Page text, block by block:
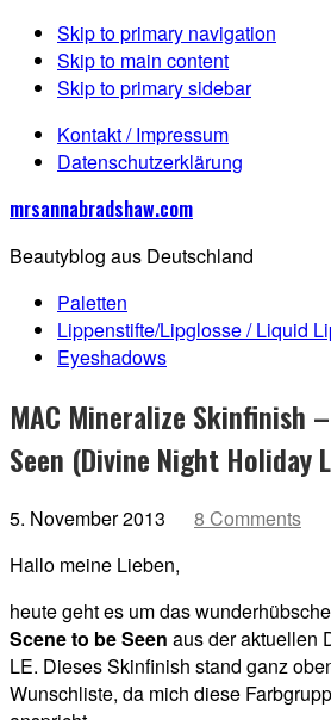
Skip to primary navigation
Skip to main content
Skip to primary sidebar
Kontakt / Impressum
Datenschutzerklärung
mrsannabradshaw.com
Beautyblog aus Deutschland
Paletten
Lippenstifte/Lipglosse / Liquid
Eyeshadows
MAC Mineralize Skinfinish
Seen (Divine Night Holiday
5. November 2013
8 Comments
Hallo meine Lieben,
heute geht es um das
Scene to be Seen aus der aktuellen
LE. Dieses Skinfinish stand ganz
Wunschliste, da mich diese